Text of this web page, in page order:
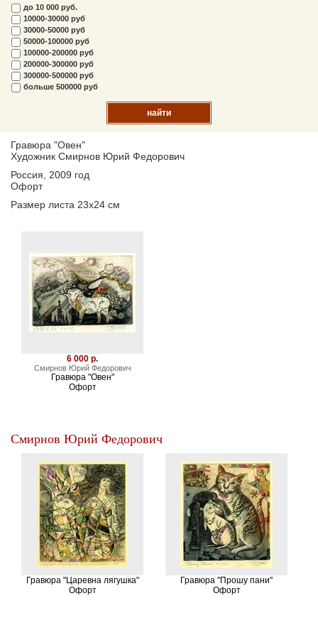
до 10 000 руб.
10000-30000 руб
30000-50000 руб
50000-100000 руб
100000-200000 руб
200000-300000 руб
300000-500000 руб
больше 500000 руб
найти
Гравюра "Овен"
Художник Смирнов Юрий Федорович
Россия, 2009 год
Офорт
Размер листа 23х24 см
6 000 р.
Смирнов Юрий Федорович
Гравюра "Овен"
Офорт
Смирнов Юрий Федорович
Гравюра "Царевна лягушка"
Офорт
Гравюра "Прошу пани"
Офорт